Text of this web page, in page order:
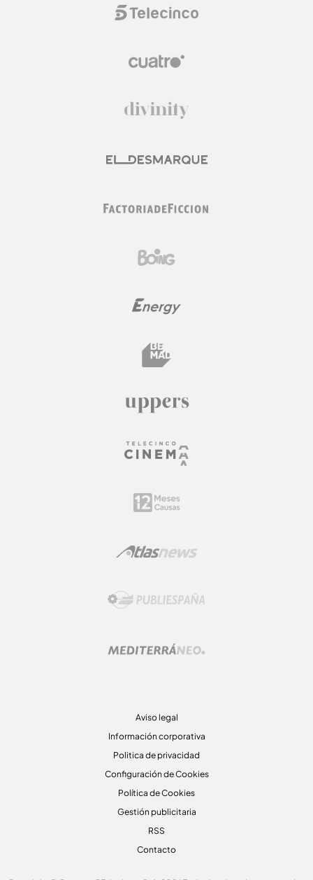
Aviso legal
Información corporativa
Politica de privacidad
Configuración de Cookies
Política de Cookies
Gestión publicitaria
RSS
Contacto